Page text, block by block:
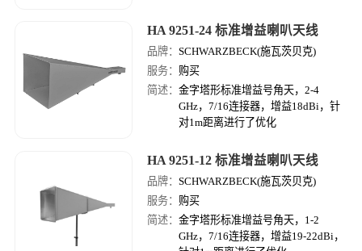
HA 9251-24 标准增益喇叭天线
品牌：SCHWARZBECK(施瓦茨贝克)
服务： 购买
简述：金字塔形标准增益号角天，2-4
GHz，7/16连接器，增益18dBi，针
对1m距离进行了优化
HA 9251-12 标准增益喇叭天线
品牌：SCHWARZBECK(施瓦茨贝克)
服务： 购买
简述：金字塔形标准增益号角天，1-2
GHz，7/16连接器，增益19-22dBi，